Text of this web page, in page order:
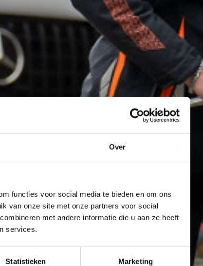
Over
functies voor social media te bieden en om ons
van onze site met onze partners voor social
met andere informatie die u aan ze heeft
services.
Statistieken Marketing